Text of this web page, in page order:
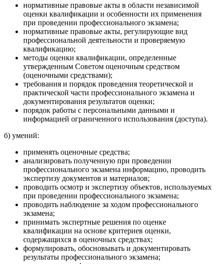
нормативные правовые акты в области независимой
оценки квалификации и особенности их применения
при проведении профессионального экзамена;
нормативные правовые акты, регулирующие вид
профессиональной деятельности и проверяемую
квалификацию;
методы оценки квалификации, определенные
утвержденным Советом оценочным средством
(оценочными средствами);
требования и порядок проведения теоретической и
практической части профессионального экзамена и
документирования результатов оценки;
порядок работы с персональными данными и
информацией ограниченного использования (доступа).
б) умений:
применять оценочные средства;
анализировать полученную при проведении
профессионального экзамена информацию, проводить
экспертизу документов и материалов;
проводить осмотр и экспертизу объектов, используемых
при проведении профессионального экзамена;
проводить наблюдение за ходом профессионального
экзамена;
принимать экспертные решения по оценке
квалификации на основе критериев оценки,
содержащихся в оценочных средствах;
формулировать, обосновывать и документировать
результаты профессионального экзамена;